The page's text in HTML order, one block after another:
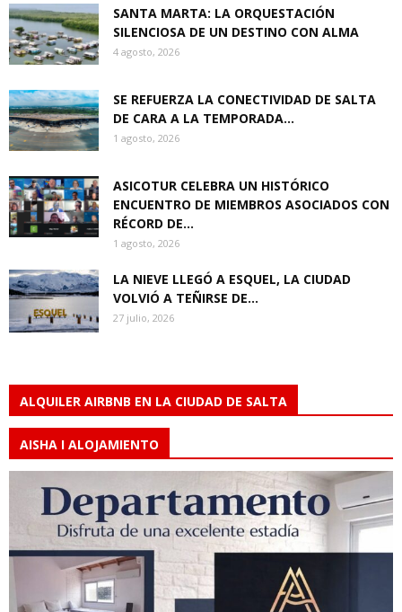
SANTA MARTA: LA ORQUESTACIÓN
SILENCIOSA DE UN DESTINO CON ALMA
4 agosto, 2026
SE REFUERZA LA CONECTIVIDAD DE SALTA
DE CARA A LA TEMPORADA...
1 agosto, 2026
ASICOTUR CELEBRA UN HISTÓRICO
ENCUENTRO DE MIEMBROS ASOCIADOS CON
RÉCORD DE...
1 agosto, 2026
LA NIEVE LLEGÓ A ESQUEL, LA CIUDAD
VOLVIÓ A TEÑIRSE DE...
27 julio, 2026
ALQUILER AIRBNB EN LA CIUDAD DE SALTA
AISHA I ALOJAMIENTO